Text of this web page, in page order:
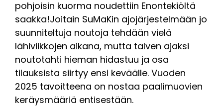
pohjoisin kuorma noudettiin Enontekiöltä
saakka!Joitain SuMaKin ajojärjestelmään jo
suunniteltuja noutoja tehdään vielä
lähiviikkojen aikana, mutta talven ajaksi
noutotahti hieman hidastuu ja osa
tilauksista siirtyy ensi keväälle. Vuoden
2025 tavoitteena on nostaa paalimuovien
keräysmääriä entisestään.